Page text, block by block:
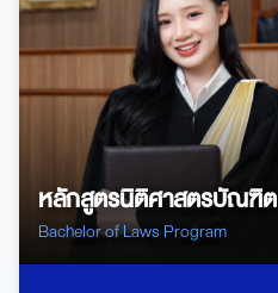
หลักสูตรนิติศาสตรบัณฑิต
Bachelor of Laws Program